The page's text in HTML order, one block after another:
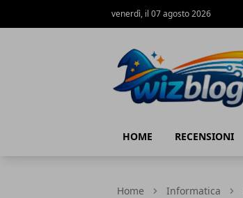
venerdì, il 07 agosto 2026
HOME RECENSIONI
Home Informatica